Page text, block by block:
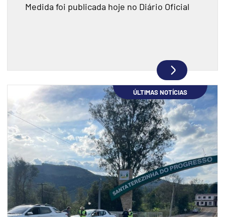
Medida foi publicada hoje no Diário Oficial
ÚLTIMAS NOTÍCIAS